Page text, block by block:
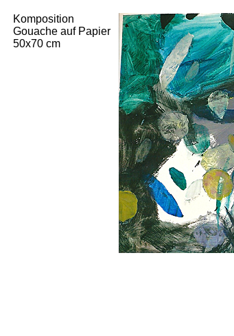
Komposition
Gouache auf Papier
50x70 cm